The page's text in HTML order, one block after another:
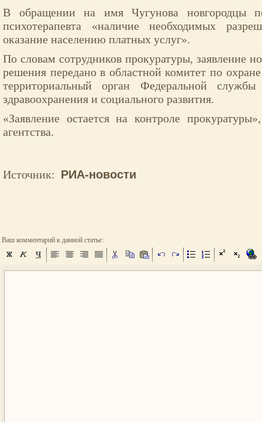
В обращении на имя Чугунова новгородцы
психотерапевта «наличие необходимых
оказание населению платных услуг».
По словам сотрудников прокуратуры, заявление
решения передано в областной комитет по
территориальный орган Федеральной
здравоохранения и социального развития.
«Заявление остается на контроле
агентства.
Источник: РИА-новости
Ваш комментарий к данной статье: